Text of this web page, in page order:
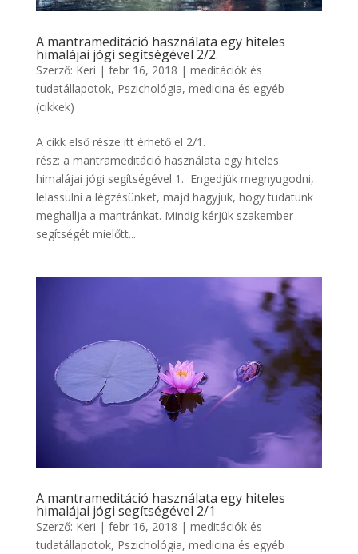
A mantrameditáció használata egy hiteles
himalájai jógi segítségével 2/2.
Szerző: Keri | febr 16, 2018 | meditációk és
tudatállapotok, Pszichológia, medicina és egyéb
(cikkek)
A cikk első része itt érhető el 2/1.
rész: a mantrameditáció használata egy hiteles
himalájai jógi segítségével 1. Engedjük megnyugodni,
lelassulni a légzésünket, majd hagyjuk, hogy tudatunk
meghallja a mantránkat. Mindig kérjük szakember
segítségét mielőtt...
A mantrameditáció használata egy hiteles
himalájai jógi segítségével 2/1
Szerző: Keri | febr 16, 2018 | meditációk és
tudatállapotok, Pszichológia, medicina és egyéb